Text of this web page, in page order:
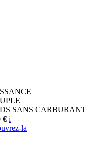
SANS CARBURANT
€ i
la